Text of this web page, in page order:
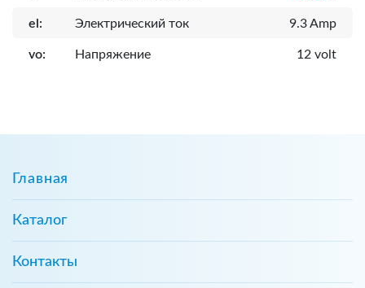
el: Электрический ток 9.3 Amp
vo: Напряжение 12 volt
Главная
Каталог
Контакты